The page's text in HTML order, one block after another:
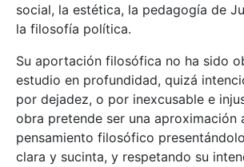
social, la estética, la pedagogía de
la filosofía política.
Su aportación filosófica no ha sido
estudio en profundidad, quizá
por dejadez, o por inexcusable e
obra pretende ser una aproximación
pensamiento filosófico
clara y sucinta, y respetando su